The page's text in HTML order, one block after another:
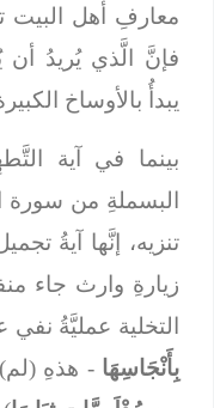
معارفِ أهل البيت
فإنَّ الَّذي يُريدُ أن
يبدأُ بالأوساخ
بينما في آية
البسملةِ من سورة
تنزيه، إنَّها آيةُ
زيارةِ وارث جاء
التخلية عمليَّةُ نفي
بِأَنْجَاسِهَا- هذهِ (لم)